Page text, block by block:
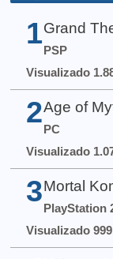
1 Grand
PSP
Visualizado
2 Age of
PC
Visualizado
3 Mortal
PlayStation
Visualizado